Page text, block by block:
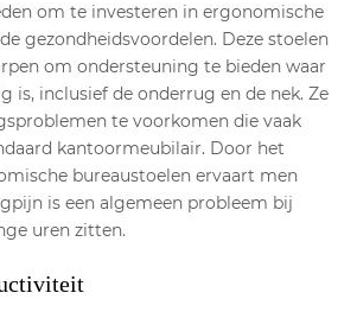
om te investeren in ergonomische
gezondheidsvoordelen. Deze stoelen
om ondersteuning te bieden waar
is, inclusief de onderrug en de nek. Ze
te voorkomen die vaak
kantoormeubilair. Door het
bureaustoelen ervaart men
is een algemeen probleem bij
uren zitten.